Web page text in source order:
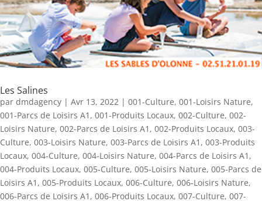
Les Salines
par dmdagency | Avr 13, 2022 | 001-Culture, 001-Loisirs Nature,
001-Parcs de Loisirs A1 , 001-Produits Locaux, 002-Culture, 002-
Loisirs Nature, 002-Parcs de Loisirs A1 , 002-Produits Locaux, 003-
Culture, 003-Loisirs Nature, 003-Parcs de Loisirs A1 , 003-Produits
Locaux, 004-Culture, 004-Loisirs Nature, 004-Parcs de Loisirs A1 ,
004-Produits Locaux, 005-Culture, 005-Loisirs Nature, 005-Parcs de
Loisirs A1 , 005-Produits Locaux, 006-Culture, 006-Loisirs Nature,
006-Parcs de Loisirs A1 , 006-Produits Locaux, 007-Culture, 007-